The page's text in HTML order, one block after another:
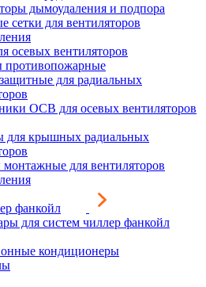
дымоудаления и подпора
сетки для вентиляторов
осевых вентиляторов
противопожарные
для радиальных
ОСВ для осевых вентиляторов
для крышных радиальных
для вентиляторов
фанкойл
для систем чиллер фанкойл
кондиционеры